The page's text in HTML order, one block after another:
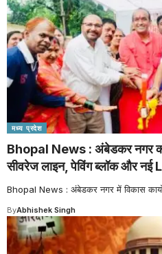
मध्य प्रदेश
Bhopal News : अंबेडकर नगर को
सीवरेज लाइन, पेविंग ब्लॉक और नई
Bhopal News : अंबेडकर नगर में विकास
ByAbhishek Singh